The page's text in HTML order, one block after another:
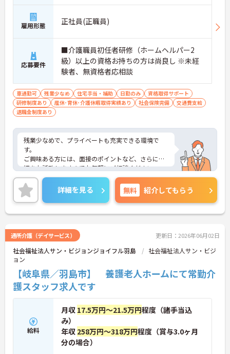
雇用形態 正社員(正職員)
応募要件
■介護職員初任者研修（ホームヘルパー2
級）以上の資格お持ちの方は尚良し ※未経
験者、無資格者応相談
車通勤可 残業少なめ 住宅手当・補助 日勤のみ
資格取得サポート
研修制度あり
産休･育休･介護休暇取得実績あり 社会保険完備
交通費支給
退職金制度あり
残業少なめで、プライベートも充実できる環境で
す。
ご興味ある方には、面接のポイントなど、さらに詳
細をお話致しますのでお気軽にご相談ください。
詳細を見る 無料 紹介してもらう
通所介護（デイサービス） 更新日：2026年06月02日
社会福祉法人サン・ビジョンジョイフル羽島
社会福祉法人サン・ビジ
ョン
【岐阜県／羽島市】 養護老人ホームにて常勤介
護スタッフ求人です
給料
月収 17.5万円～21.5万円程度（諸手当込
み）
年収 258万円～318万円程度（賞与3.0ヶ月
分の場合）